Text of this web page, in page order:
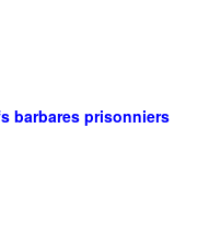
barbares prisonniers